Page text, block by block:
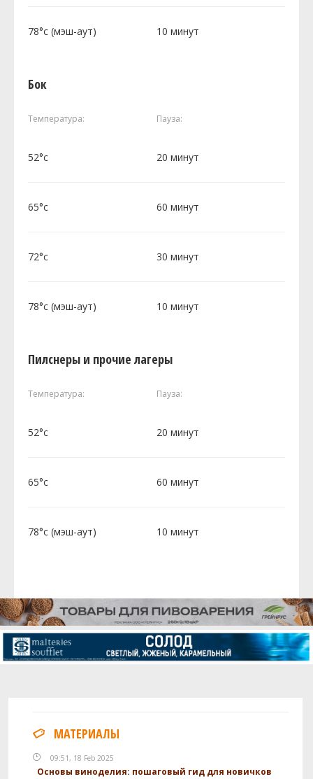
78°c (мэш-аут) 10 минут
Бок
Температура: Пауза:
52°c 20 минут
65°c 60 минут
72°c 30 минут
78°c (мэш-аут) 10 минут
Пилснеры и прочие лагеры
Температура: Пауза:
52°c 20 минут
65°c 60 минут
78°c (мэш-аут) 10 минут
МАТЕРИАЛЫ
09:51, 18 Feb 2025
Основы виноделия: пошаговый гид для новичков